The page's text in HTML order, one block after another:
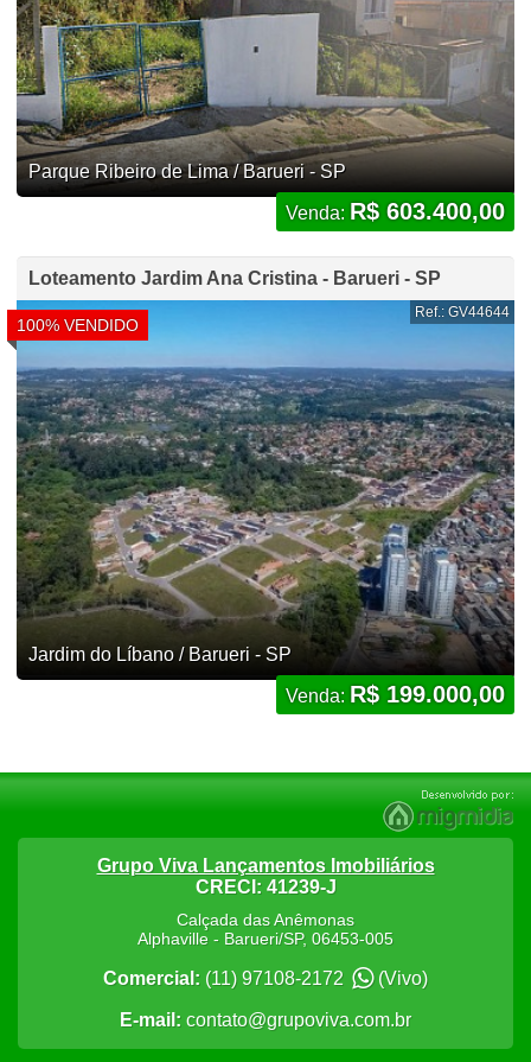
Parque Ribeiro de Lima / Barueri - SP
Venda: R$ 603.400,00
Loteamento Jardim Ana Cristina - Barueri - SP
100% VENDIDO
Ref.: GV44644
Jardim do Líbano / Barueri - SP
Venda: R$ 199.000,00
Grupo Viva Lançamentos Imobiliários
CRECI: 41239-J
Calçada das Anêmonas
Alphaville - Barueri/SP, 06453-005
Comercial: (11) 97108-2172 (Vivo)
E-mail: contato@grupoviva.com.br